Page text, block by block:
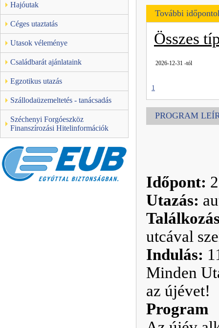
Hajóutak
Céges utaztatás
Utasok véleménye
Családbarát ajánlataink
Egzotikus utazás
Szállodaüzemeltetés - tanácsadás
Széchenyi Forgóeszköz
Finanszírozási Hitelinformációk
További
Összes
2026-12-31 -tól
1
PROGRAM
Időpont:
Utazás:
utcával
Indulás:
Minden
az újévet!
Program